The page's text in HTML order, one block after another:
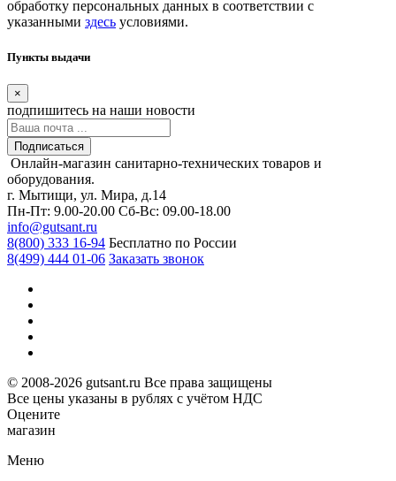
обработку персональных данных в соответствии с
указанными здесь условиями.
Пункты выдачи
×
подпишитесь на наши новости
Подписаться
Онлайн-магазин санитарно-технических товаров и
оборудования.
г. Мытищи, ул. Мира, д.14
Пн-Пт: 9.00-20.00 Сб-Вс: 09.00-18.00
info@gutsant.ru
8(800) 333 16-94 Бесплатно по России
8(499) 444 01-06 Заказать звонок
© 2008-2026 gutsant.ru Все права защищены
Все цены указаны в рублях с учётом НДС
Оцените
магазин
Меню